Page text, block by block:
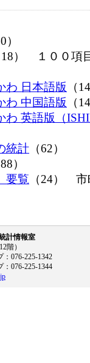
）
18） １００項
わ 日本語版 （
わ 中国語版 （
わ 英語版（
統計 （62）
）
要覧 （24） 市
計情報室
階）
076-225-1342
076-225-1344